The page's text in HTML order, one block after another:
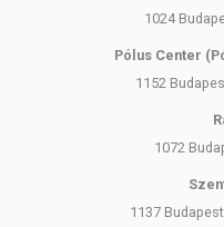
1024
Pólus Center
1152
1072
1137